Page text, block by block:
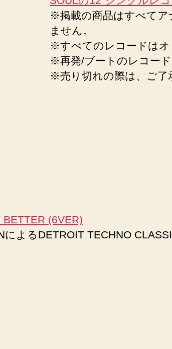
※掲載の商品はすべてア
ません。
※すべてのレコードはオ
※再発/ブートのレコー
※売り切れの際は、ご了
BETTER (6VER)
によるDETROIT TECHNO